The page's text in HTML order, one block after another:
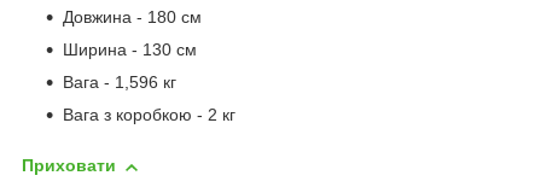
Довжина - 180 см
Ширина - 130 см
Вага - 1,596 кг
Вага з коробкою - 2 кг
Приховати